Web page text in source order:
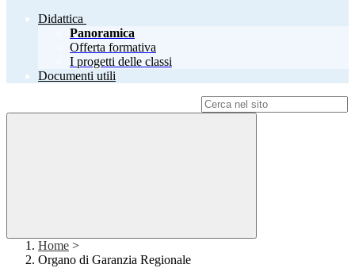
Didattica
Panoramica
Offerta formativa
I progetti delle classi
Documenti utili
Home >
Organo di Garanzia Regionale